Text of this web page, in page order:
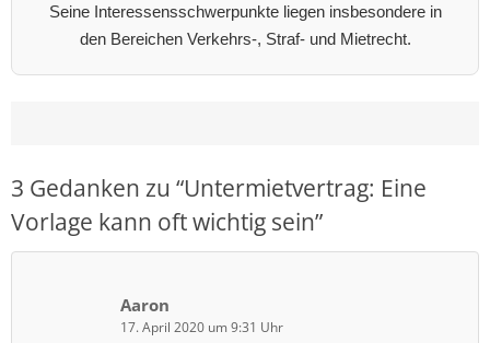
Seine Interessensschwerpunkte liegen insbesondere in
den Bereichen Verkehrs-, Straf- und Mietrecht.
3 Gedanken zu “Untermietvertrag: Eine
Vorlage kann oft wichtig sein”
Aaron
17. April 2020 um 9:31 Uhr